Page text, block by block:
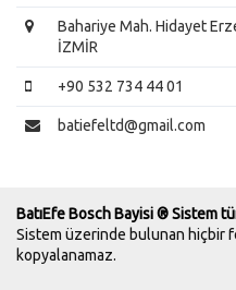
Bahariye Mah. Hidayet
İZMİR
+90 532 734 44 01
batiefeltd@gmail.com
BatıEfe Bosch Bayisi ® Sistem
Sistem üzerinde bulunan hiçbir
kopyalanamaz.